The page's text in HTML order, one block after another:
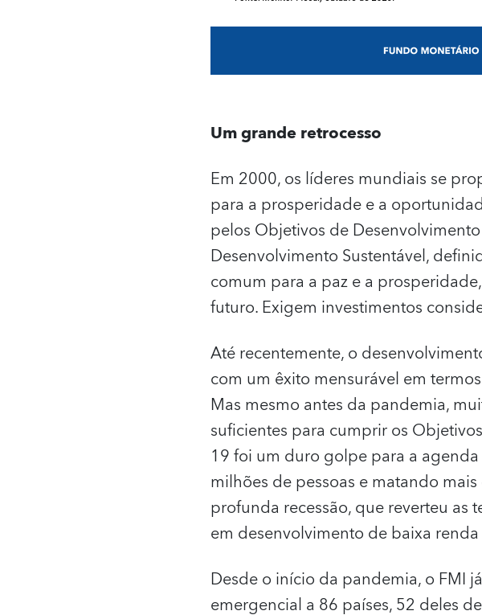
Um grande retrocesso
Em 2000, os líderes mundiais se
para a prosperidade e a
pelos Objetivos de
Desenvolvimento Sustentável,
comum para a paz e a
futuro. Exigem investimentos
Até recentemente, o
com um êxito mensurável em
Mas mesmo antes da pandemia,
suficientes para cumprir os
19 foi um duro golpe para a
milhões de pessoas e matando
profunda recessão, que reverteu as
em desenvolvimento de baixa
Desde o início da pandemia, o FMI
emergencial a 86 países, 52 deles